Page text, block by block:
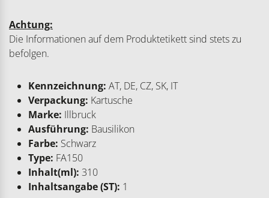
Achtung:
Die Informationen auf dem Produktetikett sind stets zu
befolgen.
Kennzeichnung: AT, DE, CZ, SK, IT
Verpackung: Kartusche
Marke: Illbruck
Ausführung: Bausilikon
Farbe: Schwarz
Type: FA150
Inhalt(ml): 310
Inhaltsangabe (ST): 1